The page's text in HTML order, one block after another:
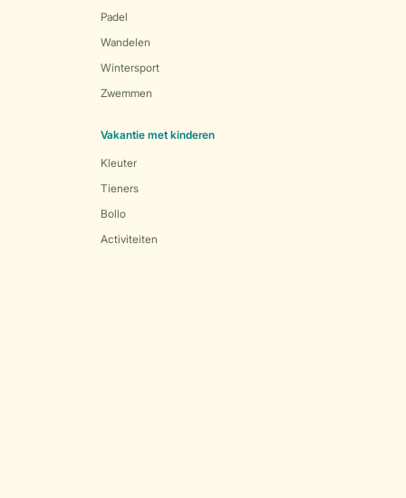
Padel
Wandelen
Wintersport
Zwemmen
Vakantie met kinderen
Kleuter
Tieners
Bollo
Activiteiten